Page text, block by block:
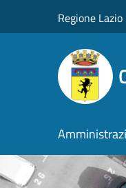
Regione Lazio